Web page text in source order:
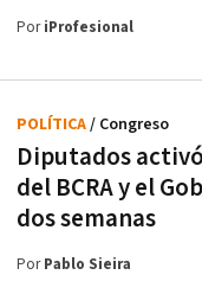
PoriProfesional
Diputados
del BCRA y el
dos semanas
POLÍTICA/ Congreso
PorPablo Sieira